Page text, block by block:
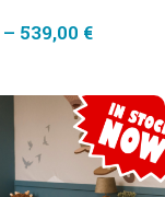
– 539,00 €